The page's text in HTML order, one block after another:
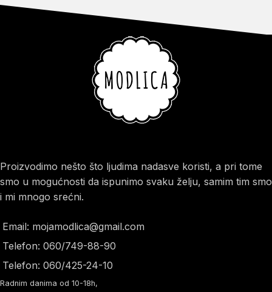
Proizvodimo nešto što ljudima nadasve koristi, a pri tome
smo u mogućnosti da ispunimo svaku želju, samim tim smo
i mi mnogo srećni.
Email: mojamodlica@gmail.com
Telefon: 060/749-88-90
Telefon: 060/425-24-10
Radnim danima od 10-18h,